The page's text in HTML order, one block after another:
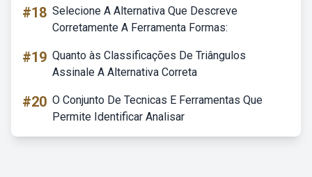
#18 Selecione A Alternativa Que Descreve
Corretamente A Ferramenta Formas:
#19 Quanto às Classificações De Triângulos
Assinale A Alternativa Correta
#20 O Conjunto De Tecnicas E Ferramentas Que
Permite Identificar Analisar